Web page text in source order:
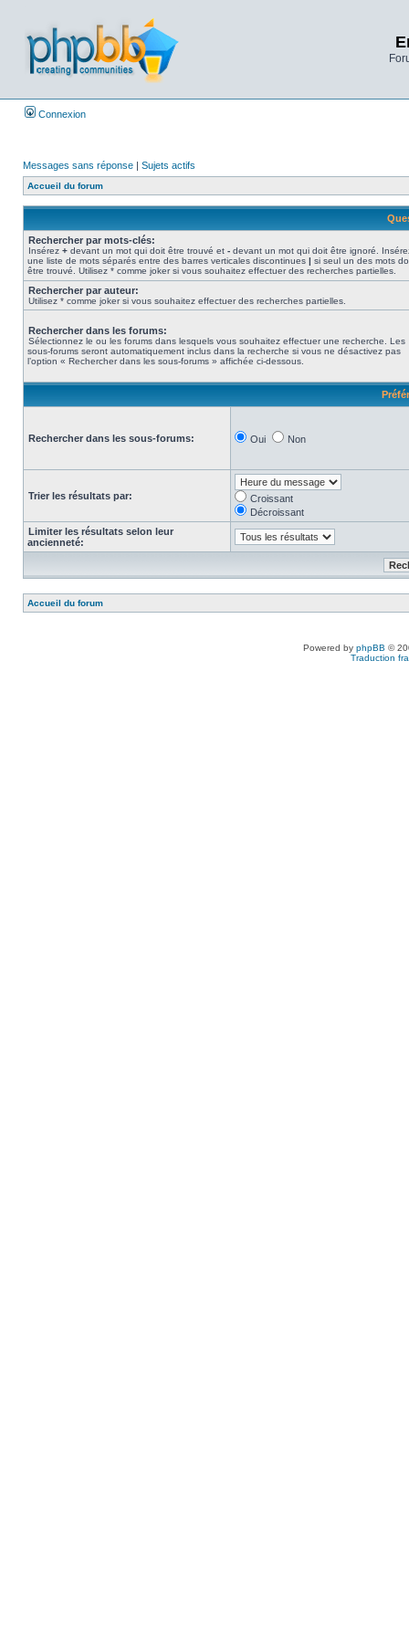
Connexion
Messages sans réponse | Sujets actifs
Accueil du forum
Rechercher par mots-clés:
Insérez + devant un mot qui doit être trouvé et - devant un mot qui doit être ignoré.
une liste de mots séparés entre des barres verticales discontinues | si seul un des mots
être trouvé. Utilisez * comme joker si vous souhaitez effectuer des recherches partielles.
Rechercher par auteur:
Utilisez * comme joker si vous souhaitez effectuer des recherches partielles.
Rechercher dans les forums:
Sélectionnez le ou les forums dans lesquels vous souhaitez effectuer une recherche. Les
sous-forums seront automatiquement inclus dans la recherche si vous ne désactivez pas
l’option « Rechercher dans les sous-forums » affichée ci-dessous.
Rechercher dans les sous-forums: Oui Non
Trier les résultats par:
Croissant
Décroissant
Limiter les résultats selon leur
ancienneté:
Accueil du forum
Powered by phpBB ©
Traduction